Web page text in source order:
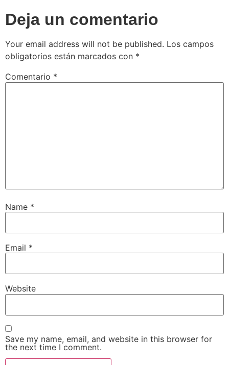
Deja un comentario
Your email address will not be published. Los campos
obligatorios están marcados con *
Comentario *
Name *
Email *
Website
Save my name, email, and website in this browser for
the next time I comment.